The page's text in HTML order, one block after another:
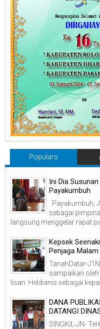
Populars
Ini Dia
Payakumbuh
Payakumbuh,
sebagai
langsung menggelar rapat
Kepsek
Penjaga
TanahDatar-
sampaikan
lisan. Heldianis sebagai
DANA
DATANGI
SINGKIL-JN-